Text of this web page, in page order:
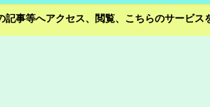
記事等へアクセス、閲覧、こちらのサービ